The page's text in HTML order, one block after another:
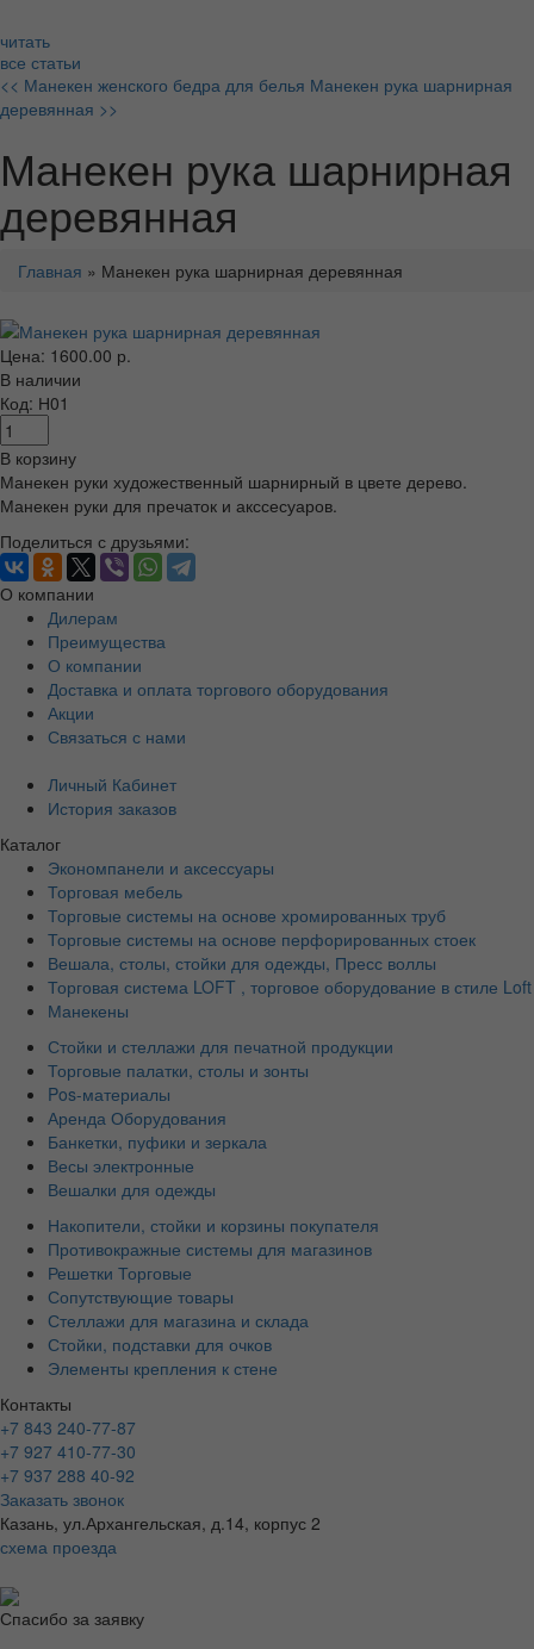
читать
все статьи
<< Манекен женского бедра для белья Манекен рука шарнирная
деревянная >>
Манекен рука шарнирная
деревянная
Главная » Манекен рука шарнирная деревянная
Цена: 1600.00 р.
В наличии
Код: Н01
В корзину
Манекен руки художественный шарнирный в цвете дерево.
Манекен руки для пречаток и акссесуаров.
Поделиться с друзьями:
О компании
Дилерам
Преимущества
О компании
Доставка и оплата торгового оборудования
Акции
Связаться с нами
Личный Кабинет
История заказов
Каталог
Экономпанели и аксессуары
Торговая мебель
Торговые системы на основе хромированных труб
Торговые системы на основе перфорированных стоек
Вешала, столы, стойки для одежды, Пресс воллы
Торговая система LOFT , торговое оборудование в стиле Loft
Манекены
Стойки и стеллажи для печатной продукции
Торговые палатки, столы и зонты
Pos-материалы
Аренда Оборудования
Банкетки, пуфики и зеркала
Весы электронные
Вешалки для одежды
Накопители, стойки и корзины покупателя
Противокражные системы для магазинов
Решетки Торговые
Сопутствующие товары
Стеллажи для магазина и склада
Стойки, подставки для очков
Элементы крепления к стене
Контакты
+7 843 240-77-87
+7 927 410-77-30
+7 937 288 40-92
Заказать звонок
Казань, ул.Архангельская, д.14, корпус 2
схема проезда
Спасибо за заявку